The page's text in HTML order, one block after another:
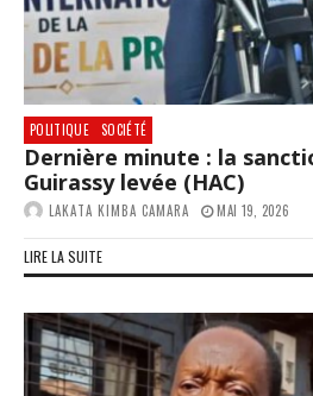
POLITIQUE SOCIÉTÉ
Dernière minute : la
Guirassy levée (HAC)
LAKATA KIMBA CAMARA MAI 19, 2026
LIRE LA SUITE